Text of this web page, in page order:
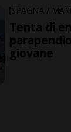
SPAGNA /
Tenta di
giovane